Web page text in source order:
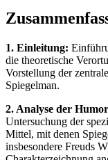
1. Einleitung:
die theoretische
Vorstellung der
Spiegelman.
2. Analyse der
Untersuchung der
Mittel, mit denen
insbesondere Freuds